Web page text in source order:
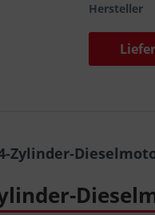
Hersteller
Zylinder-